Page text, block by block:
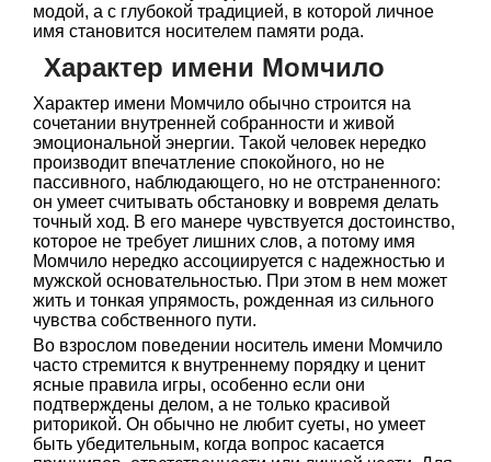
модой, а с глубокой традицией, в которой личное
имя становится носителем памяти рода.
Характер имени Момчило
Характер имени Момчило обычно строится на
сочетании внутренней собранности и живой
эмоциональной энергии. Такой человек нередко
производит впечатление спокойного, но не
пассивного, наблюдающего, но не отстраненного:
он умеет считывать обстановку и вовремя делать
точный ход. В его манере чувствуется достоинство,
которое не требует лишних слов, а потому имя
Момчило нередко ассоциируется с надежностью и
мужской основательностью. При этом в нем может
жить и тонкая упрямость, рожденная из сильного
чувства собственного пути.
Во взрослом поведении носитель имени Момчило
часто стремится к внутреннему порядку и ценит
ясные правила игры, особенно если они
подтверждены делом, а не только красивой
риторикой. Он обычно не любит суеты, но умеет
быть убедительным, когда вопрос касается